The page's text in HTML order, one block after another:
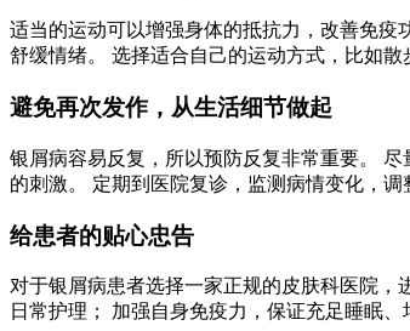
适当的运动可以增强身体的抵抗力，改善免疫
舒缓情绪。 选择适合自己的运动方式，比如
避免再次发作，从生活细节做起
银屑病容易反复，所以预防反复非常重要。
的刺激。 定期到医院复诊，监测病情变化，
给患者的贴心忠告
对于银屑病患者选择一家正规的皮肤科医院
日常护理； 加强自身免疫力，保证充足睡眠